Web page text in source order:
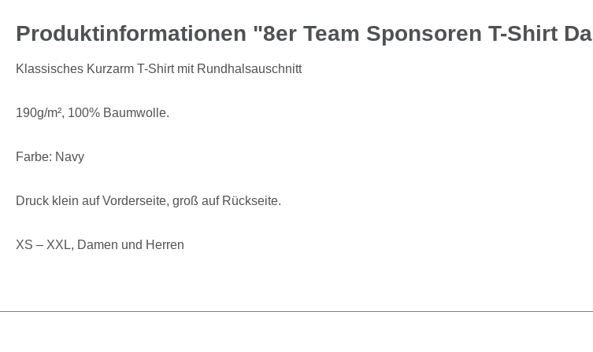
Produktinformationen "8er Team Sponsoren T-Shirt
Klassisches Kurzarm T-Shirt mit Rundhalsauschnitt
190g/m², 100% Baumwolle.
Farbe: Navy
Druck klein auf Vorderseite, groß auf Rückseite.
XS – XXL, Damen und Herren